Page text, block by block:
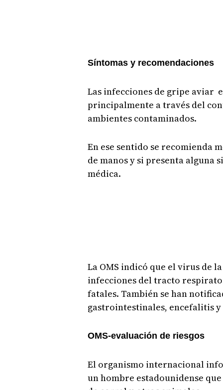
Síntomas y recomendaciones
Las infecciones de gripe aviar
principalmente a través del
ambientes contaminados.
En ese sentido se recomienda
de manos y si presenta
médica.
La OMS indicó que el virus de
infecciones del tracto
fatales. También se han
gastrointestinales, encefalitis
OMS-evaluación de riesgos
El organismo internacional
un hombre estadounidense